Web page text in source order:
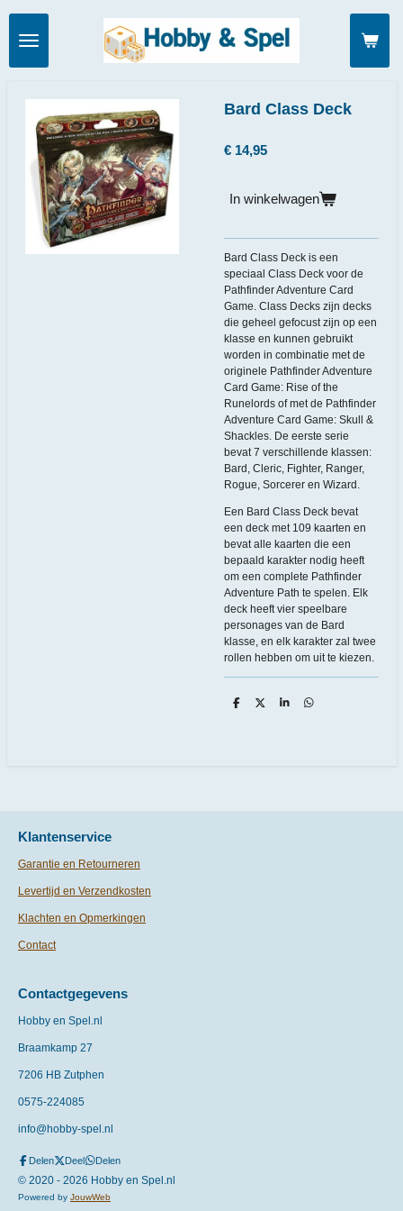
Ga
direct
naar
de
Bard Class Deck
€ 14,95
In winkelwagen
Bard Class Deck is een
speciaal Class Deck voor de
Pathfinder Adventure Card
Game. Class Decks zijn decks
die geheel gefocust zijn op een
klasse en kunnen gebruikt
worden in combinatie met de
originele Pathfinder Adventure
Card Game: Rise of the
Runelords of met de Pathfinder
Adventure Card Game: Skull &
Shackles. De eerste serie
bevat 7 verschillende klassen:
Bard, Cleric, Fighter, Ranger,
Rogue, Sorcerer en Wizard.
Een Bard Class Deck bevat
een deck met 109 kaarten en
bevat alle kaarten die een
bepaald karakter nodig heeft
om een complete Pathfinder
Adventure Path te spelen. Elk
deck heeft vier speelbare
personages van de Bard
klasse, en elk karakter zal twee
rollen hebben om uit te kiezen.
D
D
S
D
Klantenservice
Garantie en Retourneren
Levertijd en Verzendkosten
Klachten en Opmerkingen
Contact
Contactgegevens
Hobby en Spel.nl
Braamkamp 27
7206 HB Zutphen
0575-224085
info@hobby-spel.nl
Delen Deel Delen
© 2020 - 2026 Hobby en Spel.nl
Powered by JouwWeb